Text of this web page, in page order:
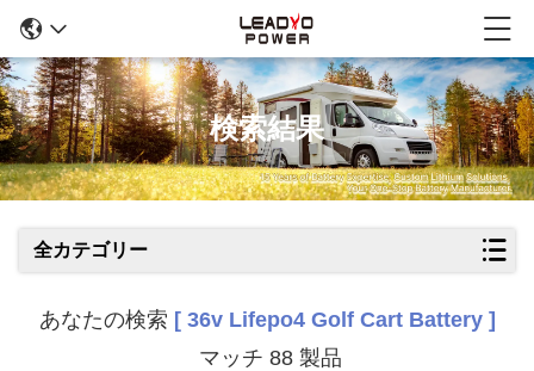
検索結果
全カテゴリー
あなたの検索 [ 36v Lifepo4 Golf Cart Battery ]
マッチ 88 製品